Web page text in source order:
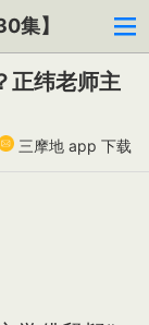
集】
正纬老师主
三摩地 app 下载